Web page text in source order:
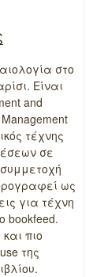
στο
Είναι
and
τέχνης
σε
ως
για τέχνη
bookfeed.
πιο
της